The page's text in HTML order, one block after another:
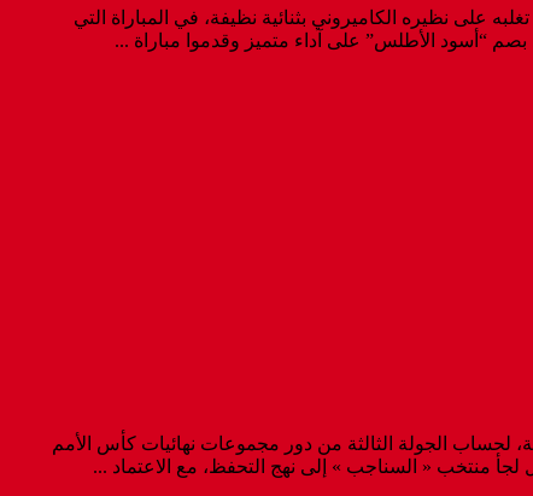
لكرة القدم عن جدارة واستحقاق بطاقة العبور إلى دور نصف نهائي كأس إفريقيا للأمم (المغرب 2025)، عقب تغلبه على نظيره الكاميروني بثنائية نظيفة، في المباراة التي
لحساب الجولة الثالثة من دور مجموعات نهائيات كأس الأمم